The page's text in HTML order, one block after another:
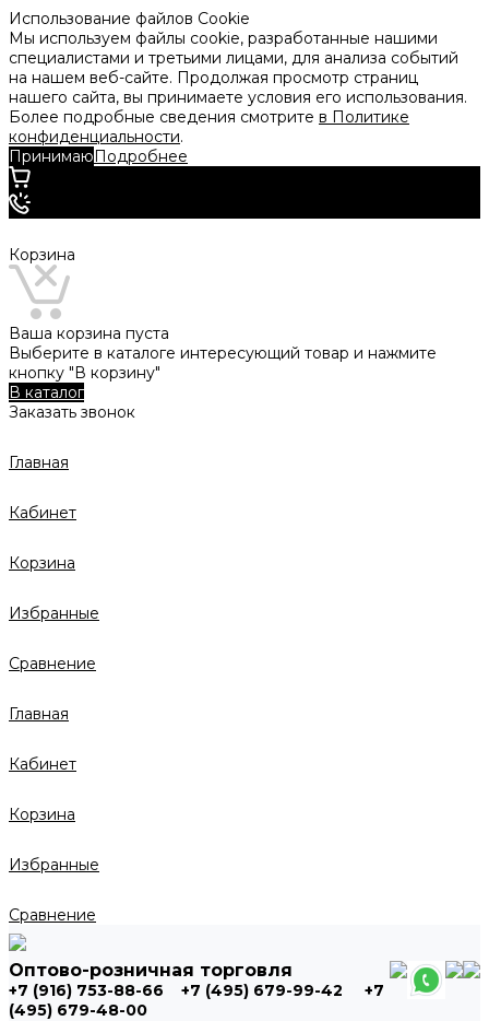
Использование файлов Cookie
Мы используем файлы cookie, разработанные нашими
специалистами и третьими лицами, для анализа событий
на нашем веб-сайте. Продолжая просмотр страниц
нашего сайта, вы принимаете условия его использования.
Более подробные сведения смотрите в Политике
конфиденциальности.
ПринимаюПодробнее
Корзина
Ваша корзина пуста
Выберите в каталоге интересующий товар и нажмите
кнопку "В корзину"
В каталог
Заказать звонок
Главная
Кабинет
Корзина
Избранные
Сравнение
Главная
Кабинет
Корзина
Избранные
Сравнение
Оптово-розничная торговля
+7 (916) 753-88-66 +7 (495) 679-99-42
+7
(495) 679-48-00